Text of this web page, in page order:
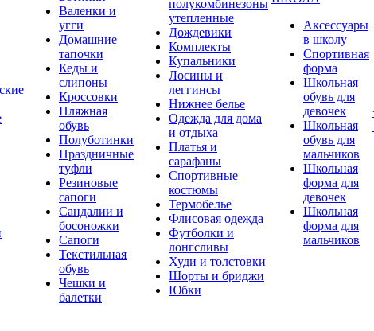
Валенки и
угги
Домашние
тапочки
Кеды и
слипоны
Кроссовки
Пляжная
обувь
Полуботинки
Праздничные
туфли
Резиновые
сапоги
Сандалии и
босоножки
Сапоги
Текстильная
обувь
Чешки и
балетки
полукомбинезоны
утепленные
Дождевики
Комплекты
Купальники
Лосины и
леггинсы
Нижнее белье
Одежда для дома
и отдыха
Платья и
сарафаны
Спортивные
костюмы
Термобелье
Флисовая одежда
Футболки и
лонгсливы
Худи и толстовки
Шорты и бриджи
Юбки
Аксессуары
в школу
Спортивная
форма
Школьная
обувь для
девочек
Школьная
обувь для
мальчиков
Школьная
форма для
девочек
Школьная
форма для
мальчиков